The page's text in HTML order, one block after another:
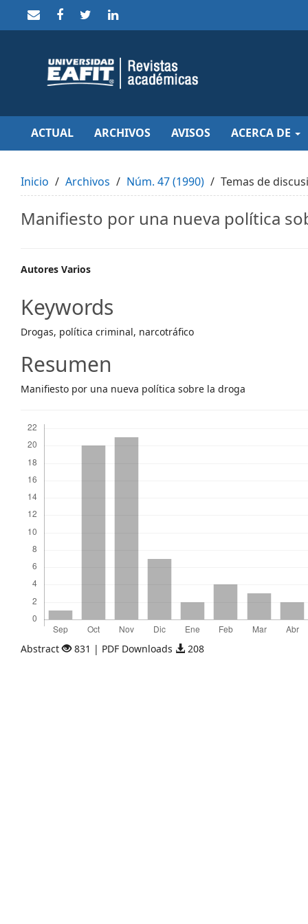
to
Main
Navigation
Content
Sidebar
ACTUAL ARCHIVOS AVISOS ACERCA DE
Inicio Archivos Núm. 47 (1990) Temas de
Manifiesto por una nueva política
Main
Article
Content
Autores Varios
Keywords
Drogas, política criminal, narcotráfico
Resumen
Manifiesto por una nueva política sobre la droga
Abstract 831 | PDF Downloads 208